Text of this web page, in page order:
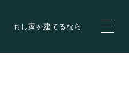
もし家を建てるなら